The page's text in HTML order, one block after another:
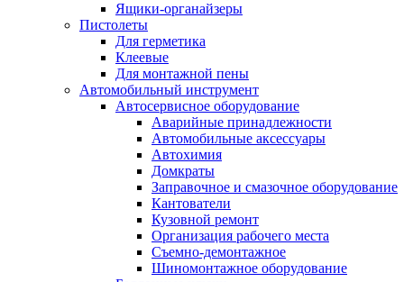
Ящики-органайзеры
Пистолеты
Для герметика
Клеевые
Для монтажной пены
Автомобильный инструмент
Автосервисное оборудование
Аварийные принадлежности
Автомобильные аксессуары
Автохимия
Домкраты
Заправочное и смазочное оборудование
Кантователи
Кузовной ремонт
Организация рабочего места
Съемно-демонтажное
Шиномонтажное оборудование